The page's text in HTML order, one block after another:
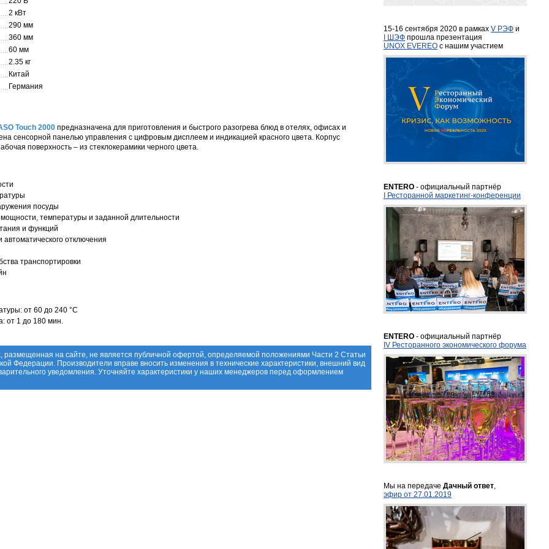
2 кВт
290 мм
360 мм
60 мм
2.35 кг
Китай
Германия
Touch 2000 предназначена для приготовления и быстрого разогрева блюд в отелях, офисах и
сенсорной панелью управления с цифровым дисплеем и индикацией красного цвета. Корпус
поверхность – из стеклокерамики черного цвета.
посуды
температуры и заданной длительности
и функций
отключения
транспортировки
от 60 до 240 °C
от 1 до 180 мин.
на сайте, не является публичной офертой, определяемой положениями Части 2 Статьи
Федерации. Производители вправе вносить изменения в технические характеристики, внешний вид
уведомления. Уточняйте характеристики у наших менеджеров перед оформлением
15-16 сентября 2020 в рамках V РЭФ и
I ШЭФ прошла презентация
UNOX EVEREO с нашим участием
ENTERO - официальный партнёр
I Ресторанной маркетинг-конференции
ENTERO - официальный партнёр
IV Ресторанного экономического форума
Мы на передаче Дачный ответ,
эфир от 27.01.2019